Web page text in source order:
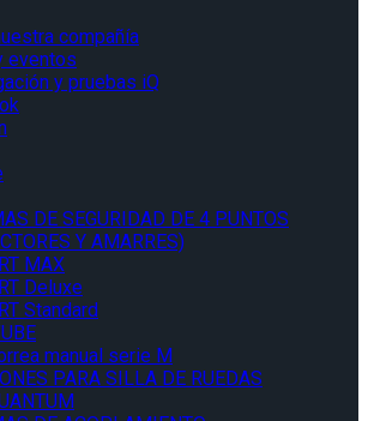
compañía
eventos
y pruebas iQ
DE SEGURIDAD DE 4 PUNTOS
Y AMARRES)
MAX
Deluxe
Standard
manual serie M
PARA SILLA DE RUEDAS